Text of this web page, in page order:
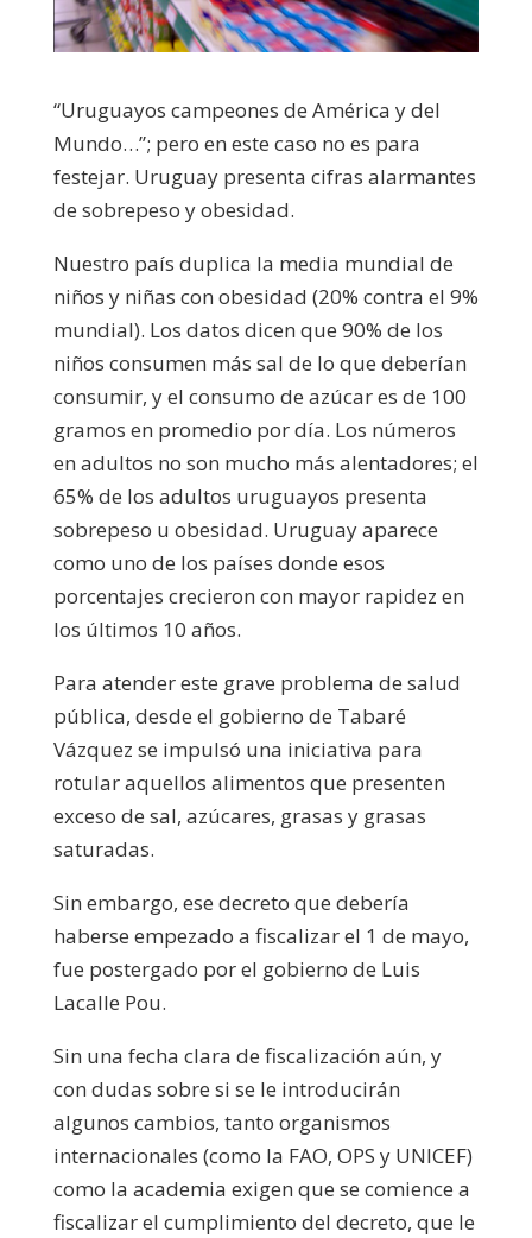
“Uruguayos campeones de América y del
Mundo…”; pero en este caso no es para
festejar. Uruguay presenta cifras alarmantes
de sobrepeso y obesidad.
Nuestro país duplica la media mundial de
niños y niñas con obesidad (20% contra el 9%
mundial). Los datos dicen que 90% de los
niños consumen más sal de lo que deberían
consumir, y el consumo de azúcar es de 100
gramos en promedio por día. Los números
en adultos no son mucho más alentadores; el
65% de los adultos uruguayos presenta
sobrepeso u obesidad. Uruguay aparece
como uno de los países donde esos
porcentajes crecieron con mayor rapidez en
los últimos 10 años.
Para atender este grave problema de salud
pública, desde el gobierno de Tabaré
Vázquez se impulsó una iniciativa para
rotular aquellos alimentos que presenten
exceso de sal, azúcares, grasas y grasas
saturadas.
Sin embargo, ese decreto que debería
haberse empezado a fiscalizar el 1 de mayo,
fue postergado por el gobierno de Luis
Lacalle Pou.
Sin una fecha clara de fiscalización aún, y
con dudas sobre si se le introducirán
algunos cambios, tanto organismos
internacionales (como la FAO, OPS y UNICEF)
como la academia exigen que se comience a
fiscalizar el cumplimiento del decreto, que le